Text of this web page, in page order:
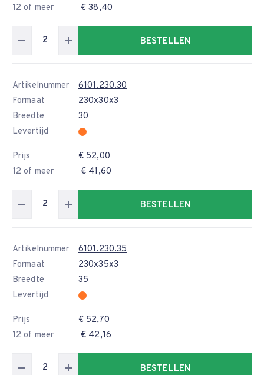
12 of meer
€ 38,40
BESTELLEN
Artikelnummer
6101.230.30
Formaat
230x30x3
Breedte
30
Levertijd
Prijs
€ 52,00
12 of meer
€ 41,60
BESTELLEN
Artikelnummer
6101.230.35
Formaat
230x35x3
Breedte
35
Levertijd
Prijs
€ 52,70
12 of meer
€ 42,16
BESTELLEN